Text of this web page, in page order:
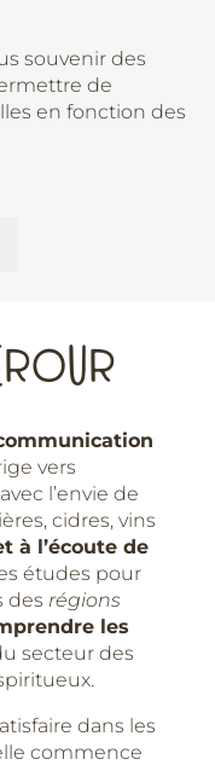
souvenir des
de
en fonction des
vers
l’envie de
cidres, vins
à l’écoute de
études pour
des régions
les
secteur des
dans les
commence